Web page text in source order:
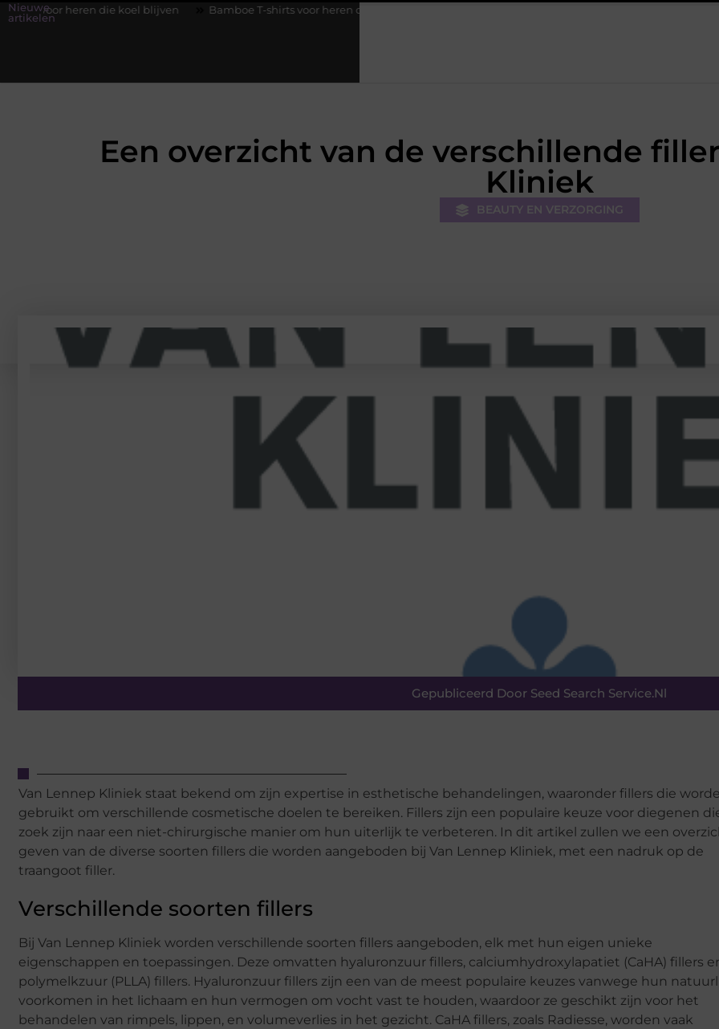
Nieuwe
artikelen
die koel blijven Bamboe T-shirts voor heren die koel blijven
Een overzicht van de verschillende
Kliniek
BEAUTY EN VERZORGING
Gepubliceerd Door Seed Search Service.nl
Van Lennep Kliniek staat bekend om zijn expertise in esthetische behandelingen, waaronder fillers die
gebruikt om verschillende cosmetische doelen te bereiken. Fillers zijn een populaire keuze voor diegenen
zoek zijn naar een niet-chirurgische manier om hun uiterlijk te verbeteren. In dit artikel zullen we een
geven van de diverse soorten fillers die worden aangeboden bij Van Lennep Kliniek, met een nadruk op de
traangoot filler.
Verschillende soorten fillers
Bij Van Lennep Kliniek worden verschillende soorten fillers aangeboden, elk met hun eigen unieke
eigenschappen en toepassingen. Deze omvatten hyaluronzuur fillers, calciumhydroxylapatiet (CaHA) fillers
polymelkzuur (PLLA) fillers. Hyaluronzuur fillers zijn een van de meest populaire keuzes vanwege hun
voorkomen in het lichaam en hun vermogen om vocht vast te houden, waardoor ze geschikt zijn voor het
behandelen van rimpels, lippen, en volumeverlies in het gezicht. CaHA fillers, zoals Radiesse, worden vaak